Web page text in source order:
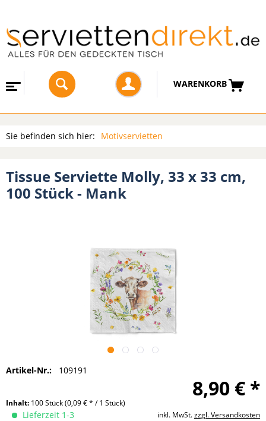
WARENKORB
Sie befinden sich hier: Motivservietten
Tissue Serviette Molly, 33 x 33 cm,
100 Stück - Mank
Artikel-Nr.: 109191
8,90 € *
Inhalt: 100 Stück(0,09 € * / 1 Stück)
inkl. MwSt.zzgl. Versandkosten
Lieferzeit 1-3